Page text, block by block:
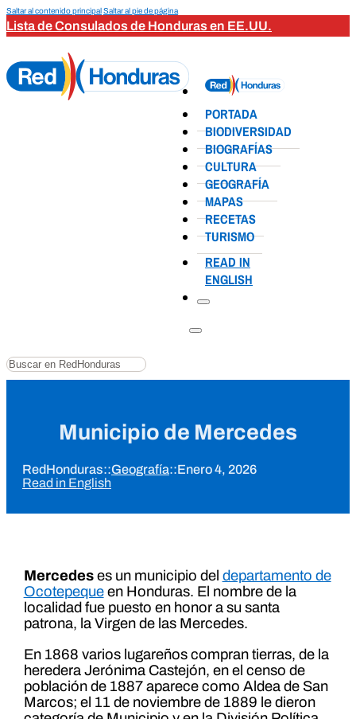
Saltar al contenido principalSaltar al pie de página
Lista de Consulados de Honduras en EE.UU.
PORTADA
BIODIVERSIDAD
BIOGRAFÍAS
CULTURA
GEOGRAFÍA
MAPAS
RECETAS
TURISMO
READ IN
ENGLISH
Buscar
Municipio de Mercedes
RedHonduras::Geografía::Enero 4, 2026
Read in English
Mercedeses un municipio del departamento de
Ocotepequeen Honduras. El nombre de la
localidad fue puesto en honor a su santa
patrona, la Virgen de las Mercedes.
En 1868 varios lugareños compran tierras, de la
heredera Jerónima Castejón, en el censo de
población de 1887 aparece como Aldea de San
Marcos; el 11 de noviembre de 1889 le dieron